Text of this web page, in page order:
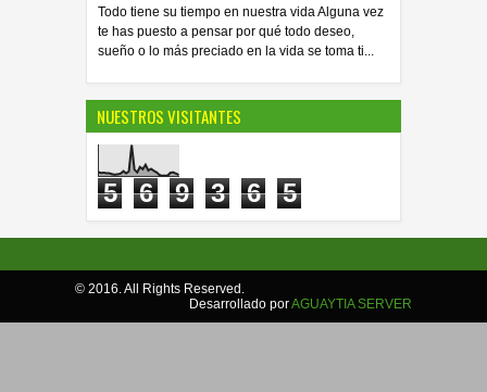
Todo tiene su tiempo en nuestra vida Alguna vez
te has puesto a pensar por qué todo deseo,
sueño o lo más preciado en la vida se toma ti...
NUESTROS VISITANTES
5 6 9 3 6 5
© 2016. All Rights Reserved.
Desarrollado porAGUAYTIA SERVER